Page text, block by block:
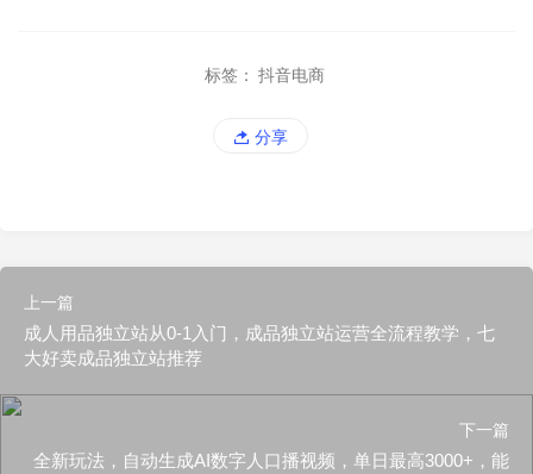
标签： 抖音电商
分享
上一篇
成人用品独立站从0-1入门，成品独立站运营全流程教学，七
大好卖成品独立站推荐
下一篇
全新玩法，自动生成AI数字人口播视频，单日最高3000+，能